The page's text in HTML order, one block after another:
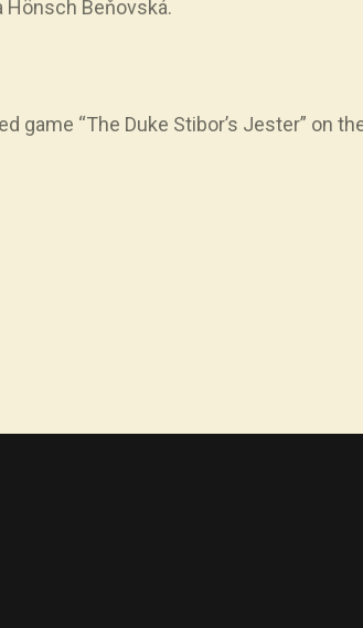
Beňovská.
game “The Duke Stibor’s Jester” on